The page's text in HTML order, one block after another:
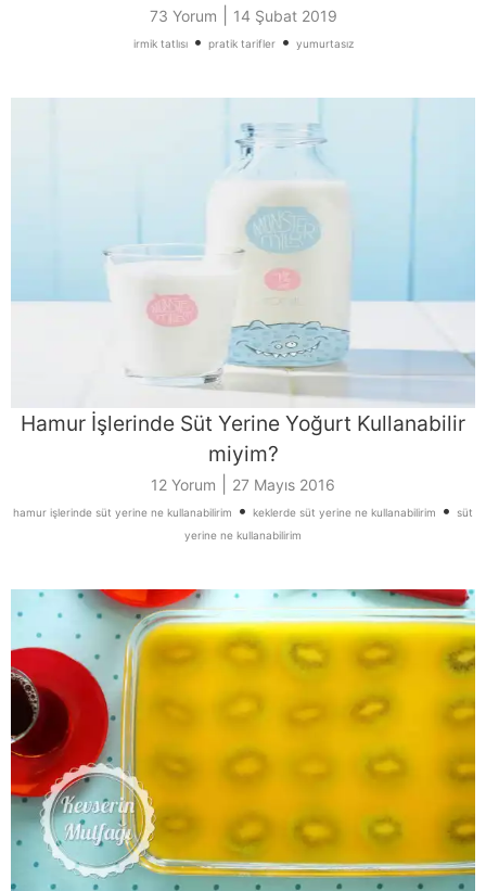
73 Yorum 14 Şubat 2019
irmik tatlısı• pratik tarifler• yumurtasız
Hamur İşlerinde Süt Yerine Yoğurt Kullanabilir
miyim?
12 Yorum 27 Mayıs 2016
hamur işlerinde süt yerine ne kullanabilirim • keklerde süt yerine ne kullanabilirim •
süt
yerine ne kullanabilirim